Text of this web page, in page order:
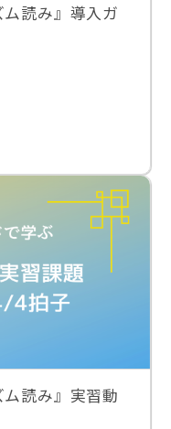
読み』導入ガ
読み』実習動